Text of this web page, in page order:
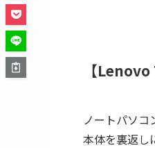
【
ノートパソコ
本体を裏返し